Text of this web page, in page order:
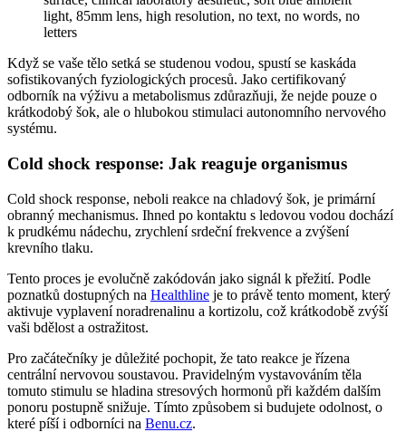
Když se vaše tělo setká se studenou vodou, spustí se kaskáda
sofistikovaných fyziologických procesů. Jako certifikovaný
odborník na výživu a metabolismus zdůrazňuji, že nejde pouze o
krátkodobý šok, ale o hlubokou stimulaci autonomního nervového
systému.
Cold shock response: Jak reaguje organismus
Cold shock response, neboli reakce na chladový šok, je primární
obranný mechanismus. Ihned po kontaktu s ledovou vodou dochází
k prudkému nádechu, zrychlení srdeční frekvence a zvýšení
krevního tlaku.
Tento proces je evolučně zakódován jako signál k přežití. Podle
poznatků dostupných na Healthline je to právě tento moment, který
aktivuje vyplavení noradrenalinu a kortizolu, což krátkodobě zvýší
vaši bdělost a ostražitost.
Pro začátečníky je důležité pochopit, že tato reakce je řízena
centrální nervovou soustavou. Pravidelným vystavováním těla
tomuto stimulu se hladina stresových hormonů při každém dalším
ponoru postupně snižuje. Tímto způsobem si budujete odolnost, o
které píší i odborníci na Benu.cz.